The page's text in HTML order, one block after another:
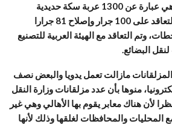
تاريخ السكك الحديدية، وهي عبارة عن 1300 عربة سكة حديدية
للركاب، لافتا إلى أنه تم التعاقد على 100 جرار وإصلاح 81 جرارا
وتم التعاقد مع الهيئة العربية للتصنيع
البضائع.
مازالت تعمل يدويا والبعض نصف
منوها بأن عدد مزلقانات وزارة النقل
مزلقانًا؛ نظرا لأن هناك معابر يقوم بها الأهالي وهي غير
المحليات والمحافظات لغلقها وذلك لأنها